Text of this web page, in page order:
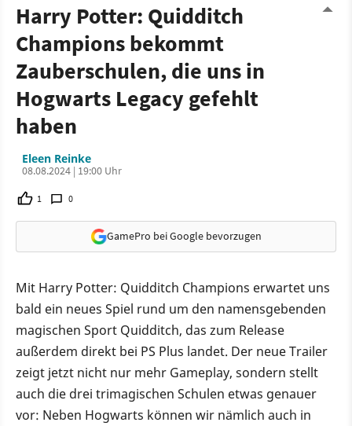
Harry Potter: Quidditch
Champions bekommt
Zauberschulen, die uns in
Hogwarts Legacy gefehlt
haben
Eleen Reinke
08.08.2024 | 19:00 Uhr
1 0
GamePro bei Google bevorzugen
Mit Harry Potter: Quidditch Champions erwartet uns
bald ein neues Spiel rund um den namensgebenden
magischen Sport Quidditch, das zum Release
außerdem direkt bei PS Plus landet. Der neue Trailer
zeigt jetzt nicht nur mehr Gameplay, sondern stellt
auch die drei trimagischen Schulen etwas genauer
vor: Neben Hogwarts können wir nämlich auch in